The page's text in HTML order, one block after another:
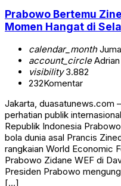
Prabowo Bertemu
Momen Hangat di
calendar_month
account_circle
visibility3.882
232Komentar
Jakarta, duasatunews.com
perhatian publik
Republik Indonesia
bola dunia asal Prancis
rangkaian World Economic
Prabowo Zidane WEF di
Presiden Prabowo
[…]